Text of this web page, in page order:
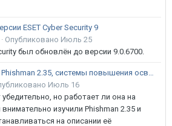
ESET Cyber Security 9
Опубликовано Июль 25
был обновлён до версии 9.0.6700.
Тестирование Phishman 2.35, системы повышения осведомлённости пользователей в сфере ИБ
Июль 16
убедительно, но работает ли она на
изучили Phishman 2.35 и
на описании её